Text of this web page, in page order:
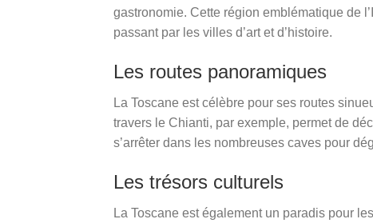
gastronomie. Cette région emblématique de
passant par les villes d’art et d’histoire.
Les routes panoramiques
La Toscane est célèbre pour ses routes
travers le Chianti, par exemple, permet de
s’arrêter dans les nombreuses caves pour
Les trésors culturels
La Toscane est également un paradis pour